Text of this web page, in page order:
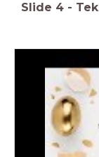
Slide 4 -